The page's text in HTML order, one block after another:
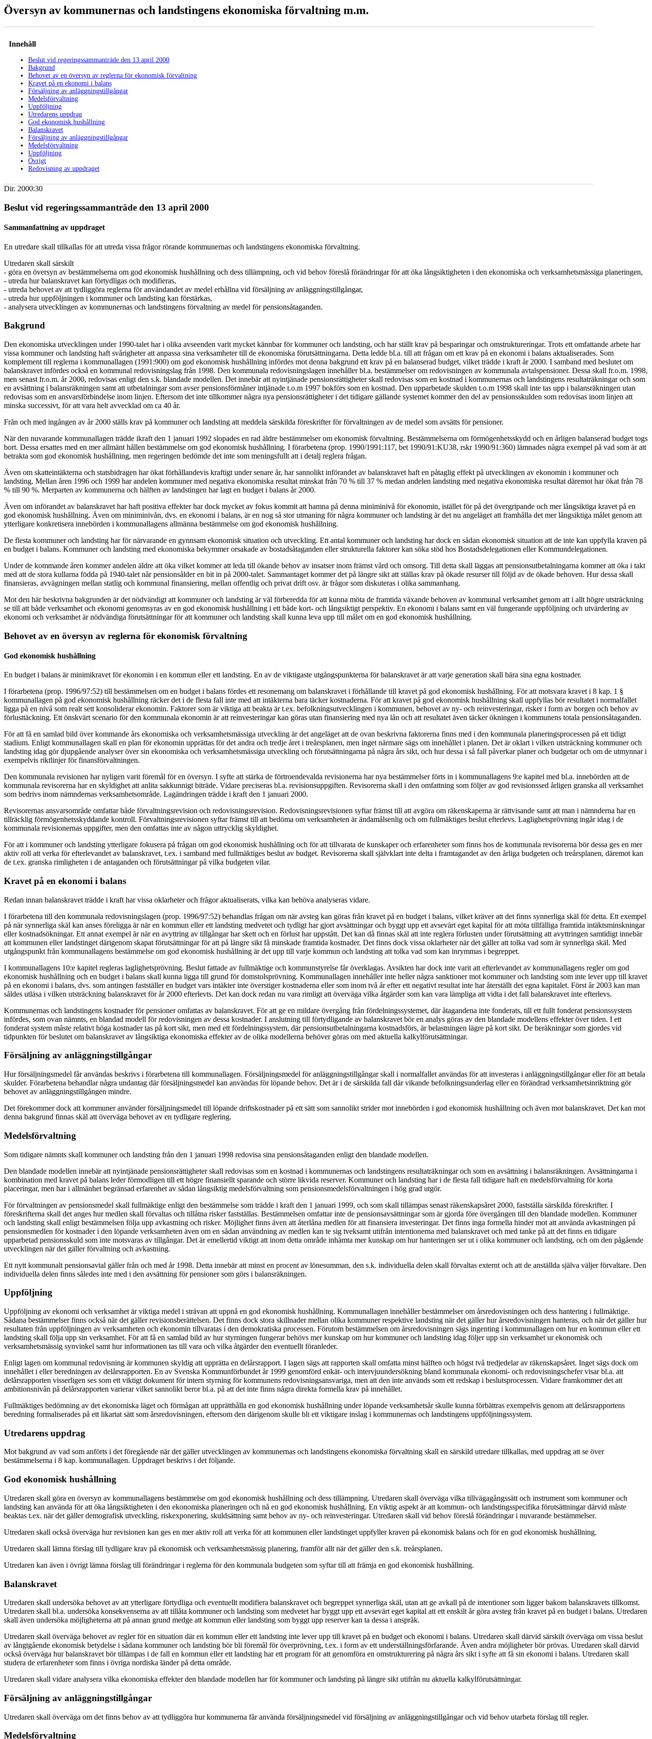
Översyn av kommunernas och landstingens ekonomiska förvaltning m.m.
Innehåll
Beslut vid regeringssammanträde den 13 april 2000
Bakgrund
Behovet av en översyn av reglerna för ekonomisk förvaltning
Kravet på en ekonomi i balans
Försäljning av anläggningstillgångar
Medelsförvaltning
Uppföljning
Utredarens uppdrag
God ekonomisk hushållning
Balanskravet
Försäljning av anläggningstillgångar
Medelsförvaltning
Uppföljning
Övrigt
Redovisning av uppdraget
Dir. 2000:30
Beslut vid regeringssammanträde den 13 april 2000
Sammanfattning av uppdraget
En utredare skall tillkallas för att utreda vissa frågor rörande kommunernas och landstingens ekonomiska förvaltning.
Utredaren skall särskilt
- göra en översyn av bestämmelserna om god ekonomisk hushållning och dess tillämpning, och vid behov föreslå förändringar för att öka långsiktigheten i den ekonomiska och verksamhetsmässiga planeringen,
- utreda hur balanskravet kan förtydligas och modifieras,
- utreda behovet av att tydliggöra reglerna för användandet av medel erhållna vid försäljning av anläggningstillgångar,
- utreda hur uppföljningen i kommuner och landsting kan förstärkas,
- analysera utvecklingen av kommunernas och landstingens förvaltning av medel för pensionsåtaganden.
Bakgrund
Den ekonomiska utvecklingen under 1990-talet har i olika avseenden varit mycket kännbar för kommuner och landsting, och har ställt krav på besparingar och omstruktureringar. Trots ett omfattande arbete har
vissa kommuner och landsting haft svårigheter att anpassa sina verksamheter till de ekonomiska förutsättningarna. Detta ledde bl.a. till att frågan om ett krav på en ekonomi i balans aktualiserades. Som
komplement till reglerna i kommunallagen (1991:900) om god ekonomisk hushållning infördes mot denna bakgrund ett krav på en balanserad budget, vilket trädde i kraft år 2000. I samband med beslutet om
balanskravet infördes också en kommunal redovisningslag från 1998. Den kommunala redovisningslagen innehåller bl.a. bestämmelser om redovisningen av kommunala avtalspensioner. Dessa skall fr.o.m. 1998,
men senast fr.o.m. år 2000, redovisas enligt den s.k. blandade modellen. Det innebär att nyintjänade pensionsrättigheter skall redovisas som en kostnad i kommunernas och landstingens resultaträkningar och som
en avsättning i balansräkningen samt att utbetalningar som avser pensionsförmåner intjänade t.o.m 1997 bokförs som en kostnad. Den upparbetade skulden t.o.m 1998 skall inte tas upp i balansräkningen utan
redovisas som en ansvarsförbindelse inom linjen. Eftersom det inte tillkommer några nya pensionsrättigheter i det tidigare gällande systemet kommer den del av pensionsskulden som redovisas inom linjen att
minska successivt, för att vara helt avvecklad om ca 40 år.
Från och med ingången av år 2000 ställs krav på kommuner och landsting att meddela särskilda föreskrifter för förvaltningen av de medel som avsätts för pensioner.
När den nuvarande kommunallagen trädde ikraft den 1 januari 1992 slopades en rad äldre bestämmelser om ekonomisk förvaltning. Bestämmelserna om förmögenhetsskydd och en årligen balanserad budget togs
bort. Dessa ersattes med en mer allmänt hållen bestämmelse om god ekonomisk hushållning. I förarbetena (prop. 1990/1991:117, bet 1990/91:KU38, rskr 1990/91:360) lämnades några exempel på vad som är att
betrakta som god ekonomisk hushållning, men regeringen bedömde det inte som meningsfullt att i detalj reglera frågan.
Även om skatteintäkterna och statsbidragen har ökat förhållandevis kraftigt under senare år, har sannolikt införandet av balanskravet haft en påtaglig effekt på utvecklingen av ekonomin i kommuner och
landsting. Mellan åren 1996 och 1999 har andelen kommuner med negativa ekonomiska resultat minskat från 70 % till 37 % medan andelen landsting med negativa ekonomiska resultat däremot har ökat från 78
% till 90 %. Merparten av kommunerna och hälften av landstingen har lagt en budget i balans år 2000.
Även om införandet av balanskravet har haft positiva effekter har dock mycket av fokus kommit att hamna på denna miniminivå för ekonomin, istället för på det övergripande och mer långsiktiga kravet på en
god ekonomisk hushållning. Även om miniminivån, dvs. en ekonomi i balans, är en nog så stor utmaning för några kommuner och landsting är det nu angeläget att framhålla det mer långsiktiga målet genom att
ytterligare konkretisera innebörden i kommunallagens allmänna bestämmelse om god ekonomisk hushållning.
De flesta kommuner och landsting har för närvarande en gynnsam ekonomisk situation och utveckling. Ett antal kommuner och landsting har dock en sådan ekonomisk situation att de inte kan uppfylla kraven på
en budget i balans. Kommuner och landsting med ekonomiska bekymmer orsakade av bostadsåtaganden eller strukturella faktorer kan söka stöd hos Bostadsdelegationen eller Kommundelegationen.
Under de kommande åren kommer andelen äldre att öka vilket kommer att leda till ökande behov av insatser inom främst vård och omsorg. Till detta skall läggas att pensionsutbetalningarna kommer att öka i takt
med att de stora kullarna födda på 1940-talet når pensionsålder en bit in på 2000-talet. Sammantaget kommer det på längre sikt att ställas krav på ökade resurser till följd av de ökade behoven. Hur dessa skall
finansieras, avvägningen mellan statlig och kommunal finansiering, mellan offentlig och privat drift osv. är frågor som diskuteras i olika sammanhang.
Mot den här beskrivna bakgrunden är det nödvändigt att kommuner och landsting är väl förberedda för att kunna möta de framtida växande behoven av kommunal verksamhet genom att i allt högre utsträckning
se till att både verksamhet och ekonomi genomsyras av en god ekonomisk hushållning i ett både kort- och långsiktigt perspektiv. En ekonomi i balans samt en väl fungerande uppföljning och utvärdering av
ekonomi och verksamhet är nödvändiga förutsättningar för att kommuner och landsting skall kunna leva upp till målet om en god ekonomisk hushållning.
Behovet av en översyn av reglerna för ekonomisk förvaltning
God ekonomisk hushållning
En budget i balans är minimikravet för ekonomin i en kommun eller ett landsting. En av de viktigaste utgångspunkterna för balanskravet är att varje generation skall bära sina egna kostnader.
I förarbetena (prop. 1996/97:52) till bestämmelsen om en budget i balans fördes ett resonemang om balanskravet i förhållande till kravet på god ekonomisk hushållning. För att motsvara kravet i 8 kap. 1 §
kommunallagen på god ekonomisk hushållning räcker det i de flesta fall inte med att intäkterna bara täcker kostnaderna. För att kravet på god ekonomisk hushållning skall uppfyllas bör resultatet i normalfallet
ligga på en nivå som realt sett konsoliderar ekonomin. Faktorer som är viktiga att beakta är t.ex. befolkningsutvecklingen i kommunen, behovet av ny- och reinvesteringar, risker i form av borgen och behov av
förlusttäckning. Ett önskvärt scenario för den kommunala ekonomin är att reinvesteringar kan göras utan finansiering med nya lån och att resultatet även täcker ökningen i kommunens totala pensionsåtaganden.
För att få en samlad bild över kommande års ekonomiska och verksamhetsmässiga utveckling är det angeläget att de ovan beskrivna faktorerna finns med i den kommunala planeringsprocessen på ett tidigt
stadium. Enligt kommunallagen skall en plan för ekonomin upprättas för det andra och tredje året i treårsplanen, men inget närmare sägs om innehållet i planen. Det är oklart i vilken utsträckning kommuner och
landsting idag gör djupgående analyser över sin ekonomiska och verksamhetsmässiga utveckling och förutsättningarna på några års sikt, och hur dessa i så fall påverkar planer och budgetar och om de utmynnar i
exempelvis riktlinjer för finansförvaltningen.
Den kommunala revisionen har nyligen varit föremål för en översyn. I syfte att stärka de förtroendevalda revisionerna har nya bestämmelser förts in i kommunallagens 9:e kapitel med bl.a. innebörden att de
kommunala revisorerna har en skyldighet att anlita sakkunnigt biträde. Vidare preciseras bl.a. revisionsuppgiften. Revisorerna skall i den omfattning som följer av god revisionssed årligen granska all verksamhet
som bedrivs inom nämndernas verksamhetsområde. Lagändringen trädde i kraft den 1 januari 2000.
Revisorernas ansvarsområde omfattar både förvaltningsrevision och redovisningsrevision. Redovisningsrevisionen syftar främst till att avgöra om räkenskaperna är rättvisande samt att man i nämnderna har en
tillräcklig förmögenhetsskyddande kontroll. Förvaltningsrevisionen syftar främst till att bedöma om verksamheten är ändamålsenlig och om fullmäktiges beslut efterlevs. Laglighetsprövning ingår idag i de
kommunala revisionernas uppgifter, men den omfattas inte av någon uttrycklig skyldighet.
För att i kommuner och landsting ytterligare fokusera på frågan om god ekonomisk hushållning och för att tillvarata de kunskaper och erfarenheter som finns hos de kommunala revisorerna bör dessa ges en mer
aktiv roll att verka för efterlevandet av balanskravet, t.ex. i samband med fullmäktiges beslut av budget. Revisorerna skall självklart inte delta i framtagandet av den årliga budgeten och treårsplanen, däremot kan
de t.ex. granska rimligheten i de antaganden och förutsättningar på vilka budgeten vilar.
Kravet på en ekonomi i balans
Redan innan balanskravet trädde i kraft har vissa oklarheter och frågor aktualiserats, vilka kan behöva analyseras vidare.
I förarbetena till den kommunala redovisningslagen (prop. 1996/97:52) behandlas frågan om när avsteg kan göras från kravet på en budget i balans, vilket kräver att det finns synnerliga skäl för detta. Ett exempel
på när synnerliga skäl kan anses föreligga är när en kommun eller ett landsting medvetet och tydligt har gjort avsättningar och byggt upp ett avsevärt eget kapital för att möta tillfälliga framtida intäktsminskningar
eller kostnadsökningar. Ett annat exempel är när en avyttring av tillgångar har skett och en förlust har uppstått. Det kan då finnas skäl att inte reglera förlusten under förutsättning att avyttringen samtidigt innebär
att kommunen eller landstinget därigenom skapat förutsättningar för att på längre sikt få minskade framtida kostnader. Det finns dock vissa oklarheter när det gäller att tolka vad som är synnerliga skäl. Med
utgångspunkt från kommunallagens bestämmelse om god ekonomisk hushållning är det upp till varje kommun och landsting att tolka vad som kan inrymmas i begreppet.
I kommunallagens 10:e kapitel regleras laglighetsprövning. Beslut fattade av fullmäktige och kommunstyrelse får överklagas. Avsikten har dock inte varit att efterlevandet av kommunallagens regler om god
ekonomisk hushållning och en budget i balans skall kunna ligga till grund för domstolsprövning. Kommunallagen innehåller inte heller några sanktioner mot kommuner och landsting som inte lever upp till kravet
på en ekonomi i balans, dvs. som antingen fastställer en budget vars intäkter inte överstiger kostnaderna eller som inom två år efter ett negativt resultat inte har återställt det egna kapitalet. Först år 2003 kan man
såldes utläsa i vilken utsträckning balanskravet för år 2000 efterlevts. Det kan dock redan nu vara rimligt att överväga vilka åtgärder som kan vara lämpliga att vidta i det fall balanskravet inte efterlevs.
Kommunernas och landstingens kostnader för pensioner omfattas av balanskravet. För att ge en mildare övergång från fördelningssystemet, där åtagandena inte fonderats, till ett fullt fonderat pensionssystem
infördes, som ovan nämnts, en blandad modell för redovisningen av dessa kostnader. I anslutning till förtydligande av balanskravet bör en analys göras av den blandade modellens effekter över tiden. I ett
fonderat system måste relativt höga kostnader tas på kort sikt, men med ett fördelningssystem, där pensionsutbetalningarna kostnadsförs, är belastningen lägre på kort sikt. De beräkningar som gjordes vid
tidpunkten för beslutet om balanskravet av långsiktiga ekonomiska effekter av de olika modellerna behöver göras om med aktuella kalkylförutsättningar.
Försäljning av anläggningstillgångar
Hur försäljningsmedel får användas beskrivs i förarbetena till kommunallagen. Försäljningsmedel för anläggningstillgångar skall i normalfallet användas för att investeras i anläggningstillgångar eller för att betala
skulder. Förarbetena behandlar några undantag där försäljningsmedel kan användas för löpande behov. Det är i de särskilda fall där vikande befolkningsunderlag eller en förändrad verksamhetsinriktning gör
behovet av anläggningstillgången mindre.
Det förekommer dock att kommuner använder försäljningsmedel till löpande driftskostnader på ett sätt som sannolikt strider mot innebörden i god ekonomisk hushållning och även mot balanskravet. Det kan mot
denna bakgrund finnas skäl att överväga behovet av en tydligare reglering.
Medelsförvaltning
Som tidigare nämnts skall kommuner och landsting från den 1 januari 1998 redovisa sina pensionsåtaganden enligt den blandade modellen.
Den blandade modellen innebär att nyintjänade pensionsrättigheter skall redovisas som en kostnad i kommunernas och landstingens resultaträkningar och som en avsättning i balansräkningen. Avsättningarna i
kombination med kravet på balans leder förmodligen till ett högre finansiellt sparande och större likvida reserver. Kommuner och landsting har i de flesta fall tidigare haft en medelsförvaltning för korta
placeringar, men har i allmänhet begränsad erfarenhet av sådan långsiktig medelsförvaltning som pensionsmedelsförvaltningen i hög grad utgör.
För förvaltningen av pensionsmedel skall fullmäktige enligt den bestämmelse som trädde i kraft den 1 januari 1999, och som skall tillämpas senast räkenskapsåret 2000, fastställa särskilda föreskrifter. I
föreskrifterna skall det anges hur medlen skall förvaltas och tillåtna risker fastställas. Bestämmelsen omfattar inte de pensionsavsättningar som är gjorda före övergången till den blandade modellen. Kommuner
och landsting skall enligt bestämmelsen följa upp avkastning och risker. Möjlighet finns även att återlåna medlen för att finansiera investeringar. Det finns inga formella hinder mot att använda avkastningen på
pensionsmedlen för kostnader i den löpande verksamheten även om en sådan användning av medlen kan te sig tveksamt utifrån intentionerna med balanskravet och med tanke på att det finns en tidigare
upparbetad pensionsskuld som inte motsvaras av tillgångar. Det är emellertid viktigt att inom detta område inhämta mer kunskap om hur hanteringen ser ut i olika kommuner och landsting, och om den pågående
utvecklingen när det gäller förvaltning och avkastning.
Ett nytt kommunalt pensionsavtal gäller från och med år 1998. Detta innebär att minst en procent av lönesumman, den s.k. individuella delen skall förvaltas externt och att de anställda själva väljer förvaltare. Den
individuella delen finns således inte med i den avsättning för pensioner som görs i balansräkningen.
Uppföljning
Uppföljning av ekonomi och verksamhet är viktiga medel i strävan att uppnå en god ekonomisk hushållning. Kommunallagen innehåller bestämmelser om årsredovisningen och dess hantering i fullmäktige.
Sådana bestämmelser finns också när det gäller revisionsberättelsen. Det finns dock stora skillnader mellan olika kommuner respektive landsting när det gäller hur årsredovisningen hanteras, och när det gäller hur
resultaten från uppföljningen av verksamheten och ekonomin tillvaratas i den demokratiska processen. Förutom bestämmelsen om årsredovisningen sägs ingenting i kommunallagen om hur en kommun eller ett
landsting skall följa upp sin verksamhet. För att få en samlad bild av hur styrningen fungerar behövs mer kunskap om hur kommuner och landsting idag följer upp sin verksamhet ur ekonomisk och
verksamhetsmässig synvinkel samt hur informationen tas till vara och vilka åtgärder den eventuellt föranleder.
Enligt lagen om kommunal redovisning är kommunen skyldig att upprätta en delårsrapport. I lagen sägs att rapporten skall omfatta minst hälften och högst två tredjedelar av räkenskapsåret. Inget sägs dock om
innehållet i eller beredningen av delårsrapporten. En av Svenska Kommunförbundet år 1999 genomförd enkät- och intervjuundersökning bland kommunala ekonomi- och redovisningschefer visar bl.a. att
delårsrapporten visserligen ses som ett viktigt dokument för intern styrning för kommunens redovisningsansvariga, men att den inte används som ett redskap i beslutsprocessen. Vidare framkommer det att
ambitionsnivån på delårsrapporten varierar vilket sannolikt beror bl.a. på att det inte finns några direkta formella krav på innehållet.
Fullmäktiges bedömning av det ekonomiska läget och förmågan att upprätthålla en god ekonomisk hushållning under löpande verksamhetsår skulle kunna förbättras exempelvis genom att delårsrapportens
beredning formaliserades på ett likartat sätt som årsredovisningen, eftersom den därigenom skulle bli ett viktigare inslag i kommunernas och landstingens uppföljningssystem.
Utredarens uppdrag
Mot bakgrund av vad som anförts i det föregående när det gäller utvecklingen av kommunernas och landstingens ekonomiska förvaltning skall en särskild utredare tillkallas, med uppdrag att se över
bestämmelserna i 8 kap. kommunallagen. Uppdraget beskrivs i det följande.
God ekonomisk hushållning
Utredaren skall göra en översyn av kommunallagens bestämmelse om god ekonomisk hushållning och dess tillämpning. Utredaren skall överväga vilka tillvägagångssätt och instrument som kommuner och
landsting kan använda för att öka långsiktigheten i den ekonomiska planeringen och nå en god ekonomisk hushållning. En viktig aspekt är att kommun- och landstingsspecifika förutsättningar därvid måste
beaktas t.ex. när det gäller demografisk utveckling, riskexponering, skuldsättning samt behov av ny- och reinvesteringar. Utredaren skall vid behov föreslå förändringar i nuvarande bestämmelser.
Utredaren skall också överväga hur revisionen kan ges en mer aktiv roll att verka för att kommunen eller landstinget uppfyller kraven på ekonomisk balans och för en god ekonomisk hushållning.
Utredaren skall lämna förslag till tydligare krav på ekonomisk och verksamhetsmässig planering, framför allt när det gäller den s.k. treårsplanen.
Utredaren kan även i övrigt lämna förslag till förändringar i reglerna för den kommunala budgeten som syftar till att främja en god ekonomisk hushållning.
Balanskravet
Utredaren skall undersöka behovet av att ytterligare förtydliga och eventuellt modifiera balanskravet och begreppet synnerliga skäl, utan att ge avkall på de intentioner som ligger bakom balanskravets tillkomst.
Utredaren skall bl.a. undersöka konsekvenserna av att tillåta kommuner och landsting som medvetet har byggt upp ett avsevärt eget kapital att ett enskilt år göra avsteg från kravet på en budget i balans. Utredaren
skall även undersöka möjligheterna att på annan grund medge att kommun eller landsting som byggt upp reserver kan ta dessa i anspråk.
Utredaren skall överväga behovet av regler för en situation där en kommun eller ett landsting inte lever upp till kravet på en budget och ekonomi i balans. Utredaren skall därvid särskilt överväga om vissa beslut
av långtgående ekonomisk betydelse i sådana kommuner och landsting bör bli föremål för överprövning, t.ex. i form av ett underställningsförfarande. Även andra möjligheter bör prövas. Utredaren skall därvid
också överväga hur balanskravet bör tillämpas i de fall en kommun eller ett landsting har ett program för att genomföra en omstrukturering på några års sikt i syfte att få sin ekonomi i balans. Utredaren skall
studera de erfarenheter som finns i övriga nordiska länder på detta område.
Utredaren skall vidare analysera vilka ekonomiska effekter den blandade modellen har för kommuner och landsting på längre sikt utifrån nu aktuella kalkylförutsättningar.
Försäljning av anläggningstillgångar
Utredaren skall överväga om det finns behov av att tydliggöra hur kommunerna får använda försäljningsmedel vid försäljning av anläggningstillgångar och vid behov utarbeta förslag till regler.
Medelsförvaltning